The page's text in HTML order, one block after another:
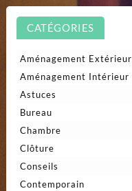
CATÉGORIES
Aménagement Extérieur
Aménagement Intérieur
Astuces
Bureau
Chambre
Clôture
Conseils
Contemporain